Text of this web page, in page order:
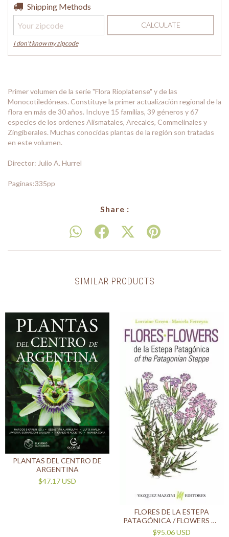
Shipping for zipcode:
Shipping Methods
CALCULATE
I don't know my zipcode
Primer volumen de la serie "Flora Rioplatense" y de las
Monocotiledóneas. Constituye la primer actualización regional de la
flora en más de 30 años. Incluye 15 familias, 39 géneros y 67
especies de los ordenes Alismatales, Arecales, Commelinales y
Zingiberales. Muchas conocidas plantas de la región son tratadas
en este volumen.
Director: Julio A. Hurrel
Paginas:335pp
Share :
SIMILAR PRODUCTS
PLANTAS DEL CENTRO DE
ARGENTINA
$47.17 USD
FLORES DE LA ESTEPA
PATAGÓNICA / FLOWERS OF
THE PATAGONIAN STEPPE
$95.06 USD